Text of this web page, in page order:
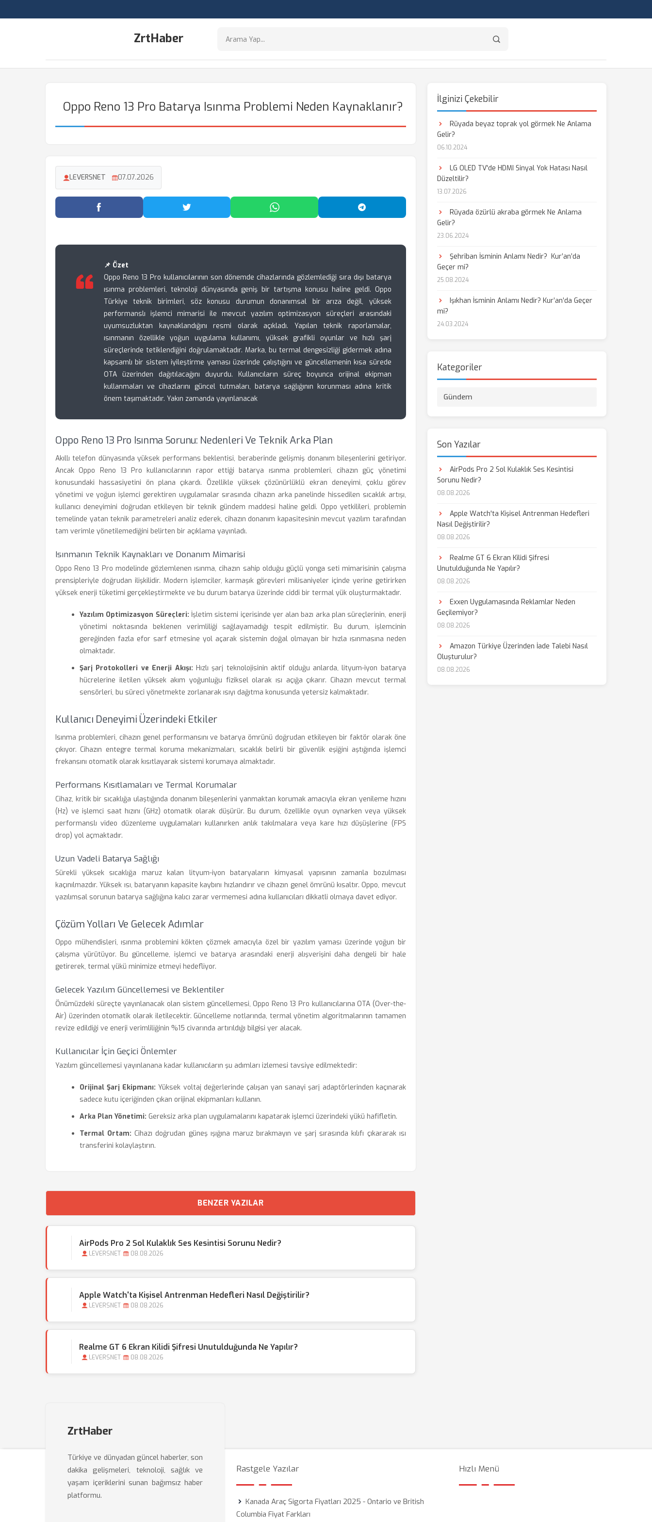
ZrtHaber
Oppo Reno 13 Pro Batarya Isınma Problemi Neden Kaynaklanır?
LEVERSNET 07.07.2026
Facebook'ta Paylaş Twitter'da Paylaş WhatsApp'ta Paylaş Telegram'da Paylaş
📌 Özet
Oppo Reno 13 Pro kullanıcılarının son dönemde cihazlarında gözlemlediği sıra dışı batarya
ısınma problemleri, teknoloji dünyasında geniş bir tartışma konusu haline geldi. Oppo
Türkiye teknik birimleri, söz konusu durumun donanımsal bir arıza değil, yüksek
performanslı işlemci mimarisi ile mevcut yazılım optimizasyon süreçleri arasındaki
uyumsuzluktan kaynaklandığını resmi olarak açıkladı. Yapılan teknik raporlamalar,
ısınmanın özellikle yoğun uygulama kullanımı, yüksek grafikli oyunlar ve hızlı şarj
süreçlerinde tetiklendiğini doğrulamaktadır. Marka, bu termal dengesizliği gidermek adına
kapsamlı bir sistem iyileştirme yaması üzerinde çalıştığını ve güncellemenin kısa sürede
OTA üzerinden dağıtılacağını duyurdu. Kullanıcıların süreç boyunca orijinal ekipman
kullanmaları ve cihazlarını güncel tutmaları, batarya sağlığının korunması adına kritik
önem taşımaktadır. Yakın zamanda yayınlanacak
Oppo Reno 13 Pro Isınma Sorunu: Nedenleri Ve Teknik Arka Plan
Akıllı telefon dünyasında yüksek performans beklentisi, beraberinde gelişmiş donanım bileşenlerini getiriyor.
Ancak Oppo Reno 13 Pro kullanıcılarının rapor ettiği batarya ısınma problemleri, cihazın güç yönetimi
konusundaki hassasiyetini ön plana çıkardı. Özellikle yüksek çözünürlüklü ekran deneyimi, çoklu görev
yönetimi ve yoğun işlemci gerektiren uygulamalar sırasında cihazın arka panelinde hissedilen sıcaklık artışı,
kullanıcı deneyimini doğrudan etkileyen bir teknik gündem maddesi haline geldi. Oppo yetkilileri, problemin
temelinde yatan teknik parametreleri analiz ederek, cihazın donanım kapasitesinin mevcut yazılım tarafından
tam verimle yönetilemediğini belirten bir açıklama yayınladı.
Isınmanın Teknik Kaynakları ve Donanım Mimarisi
Oppo Reno 13 Pro modelinde gözlemlenen ısınma, cihazın sahip olduğu güçlü yonga seti mimarisinin çalışma
prensipleriyle doğrudan ilişkilidir. Modern işlemciler, karmaşık görevleri milisaniyeler içinde yerine getirirken
yüksek enerji tüketimi gerçekleştirmekte ve bu durum batarya üzerinde ciddi bir termal yük oluşturmaktadır.
Yazılım Optimizasyon Süreçleri: İşletim sistemi içerisinde yer alan bazı arka plan süreçlerinin, enerji
yönetimi noktasında beklenen verimliliği sağlayamadığı tespit edilmiştir. Bu durum, işlemcinin
gereğinden fazla efor sarf etmesine yol açarak sistemin doğal olmayan bir hızla ısınmasına neden
olmaktadır.
Şarj Protokolleri ve Enerji Akışı: Hızlı şarj teknolojisinin aktif olduğu anlarda, lityum-iyon batarya
hücrelerine iletilen yüksek akım yoğunluğu fiziksel olarak ısı açığa çıkarır. Cihazın mevcut termal
sensörleri, bu süreci yönetmekte zorlanarak ısıyı dağıtma konusunda yetersiz kalmaktadır.
Kullanıcı Deneyimi Üzerindeki Etkiler
Isınma problemleri, cihazın genel performansını ve batarya ömrünü doğrudan etkileyen bir faktör olarak öne
çıkıyor. Cihazın entegre termal koruma mekanizmaları, sıcaklık belirli bir güvenlik eşiğini aştığında işlemci
frekansını otomatik olarak kısıtlayarak sistemi korumaya almaktadır.
Performans Kısıtlamaları ve Termal Korumalar
Cihaz, kritik bir sıcaklığa ulaştığında donanım bileşenlerini yanmaktan korumak amacıyla ekran yenileme hızını
(Hz) ve işlemci saat hızını (GHz) otomatik olarak düşürür. Bu durum, özellikle oyun oynarken veya yüksek
performanslı video düzenleme uygulamaları kullanırken anlık takılmalara veya kare hızı düşüşlerine (FPS
drop) yol açmaktadır.
Uzun Vadeli Batarya Sağlığı
Sürekli yüksek sıcaklığa maruz kalan lityum-iyon bataryaların kimyasal yapısının zamanla bozulması
kaçınılmazdır. Yüksek ısı, bataryanın kapasite kaybını hızlandırır ve cihazın genel ömrünü kısaltır. Oppo, mevcut
yazılımsal sorunun batarya sağlığına kalıcı zarar vermemesi adına kullanıcıları dikkatli olmaya davet ediyor.
Çözüm Yolları Ve Gelecek Adımlar
Oppo mühendisleri, ısınma problemini kökten çözmek amacıyla özel bir yazılım yaması üzerinde yoğun bir
çalışma yürütüyor. Bu güncelleme, işlemci ve batarya arasındaki enerji alışverişini daha dengeli bir hale
getirerek, termal yükü minimize etmeyi hedefliyor.
Gelecek Yazılım Güncellemesi ve Beklentiler
Önümüzdeki süreçte yayınlanacak olan sistem güncellemesi, Oppo Reno 13 Pro kullanıcılarına OTA (Over-the-
Air) üzerinden otomatik olarak iletilecektir. Güncelleme notlarında, termal yönetim algoritmalarının tamamen
revize edildiği ve enerji verimliliğinin %15 civarında artırıldığı bilgisi yer alacak.
Kullanıcılar İçin Geçici Önlemler
Yazılım güncellemesi yayınlanana kadar kullanıcıların şu adımları izlemesi tavsiye edilmektedir:
Orijinal Şarj Ekipmanı: Yüksek voltaj değerlerinde çalışan yan sanayi şarj adaptörlerinden kaçınarak
sadece kutu içeriğinden çıkan orijinal ekipmanları kullanın.
Arka Plan Yönetimi: Gereksiz arka plan uygulamalarını kapatarak işlemci üzerindeki yükü hafifletin.
Termal Ortam: Cihazı doğrudan güneş ışığına maruz bırakmayın ve şarj sırasında kılıfı çıkararak ısı
transferini kolaylaştırın.
BENZER YAZILAR
AirPods Pro 2 Sol Kulaklık Ses Kesintisi Sorunu Nedir?
LEVERSNET 08.08.2026
Apple Watch'ta Kişisel Antrenman Hedefleri Nasıl Değiştirilir?
LEVERSNET 08.08.2026
Realme GT 6 Ekran Kilidi Şifresi Unutulduğunda Ne Yapılır?
LEVERSNET 08.08.2026
İlginizi Çekebilir
Rüyada beyaz toprak yol görmek Ne Anlama
Gelir?
06.10.2024
LG OLED TV'de HDMI Sinyal Yok Hatası Nasıl
Düzeltilir?
13.07.2026
Rüyada özürlü akraba görmek Ne Anlama
Gelir?
23.06.2024
Şehriban İsminin Anlamı Nedir? Kur’an’da
Geçer mi?
25.08.2024
Işıkhan İsminin Anlamı Nedir? Kur’an’da Geçer
mi?
24.03.2024
Kategoriler
Gündem
Son Yazılar
AirPods Pro 2 Sol Kulaklık Ses Kesintisi
Sorunu Nedir?
08.08.2026
Apple Watch'ta Kişisel Antrenman Hedefleri
Nasıl Değiştirilir?
08.08.2026
Realme GT 6 Ekran Kilidi Şifresi
Unutulduğunda Ne Yapılır?
08.08.2026
Exxen Uygulamasında Reklamlar Neden
Geçilemiyor?
08.08.2026
Amazon Türkiye Üzerinden İade Talebi Nasıl
Oluşturulur?
08.08.2026
ZrtHaber
Türkiye ve dünyadan güncel haberler, son
dakika gelişmeleri, teknoloji, sağlık ve
yaşam içeriklerini sunan bağımsız haber
platformu.
Rastgele Yazılar
Kanada Araç Sigorta Fiyatları 2025 - Ontario ve British
Columbia Fiyat Farkları
Hızlı Menü